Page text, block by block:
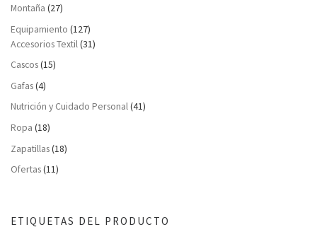
Montaña (27)
Equipamiento (127)
Accesorios Textil (31)
Cascos(15)
Gafas(4)
Nutrición y Cuidado Personal(41)
Ropa (18)
Zapatillas(18)
Ofertas(11)
ETIQUETAS DEL PRODUCTO